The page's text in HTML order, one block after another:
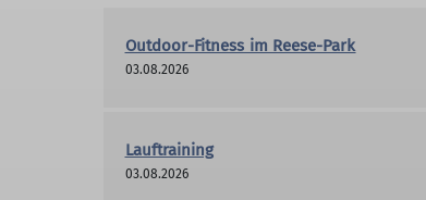
Outdoor-Fitness im Reese-Park
03.08.2026
Lauftraining
03.08.2026